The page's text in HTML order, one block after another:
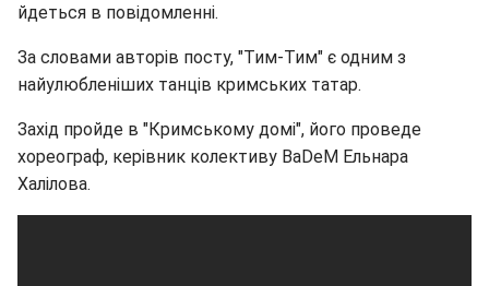
йдеться в повідомленні.
За словами авторів посту, "Тим-Тим" є одним з
найулюбленіших танців кримських татар.
Захід пройде в "Кримському домі", його проведе
хореограф, керівник колективу BaDeM Ельнара
Халілова.